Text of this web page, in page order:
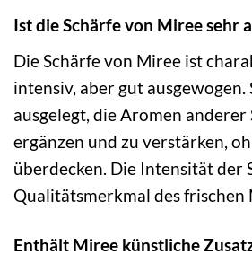
Ist die Schärfe von Miree sehr
Die Schärfe von Miree ist
intensiv, aber gut ausgewogen.
ausgelegt, die Aromen anderer
ergänzen und zu verstärken,
überdecken. Die Intensität der
Qualitätsmerkmal des frischen
Enthält Miree künstliche